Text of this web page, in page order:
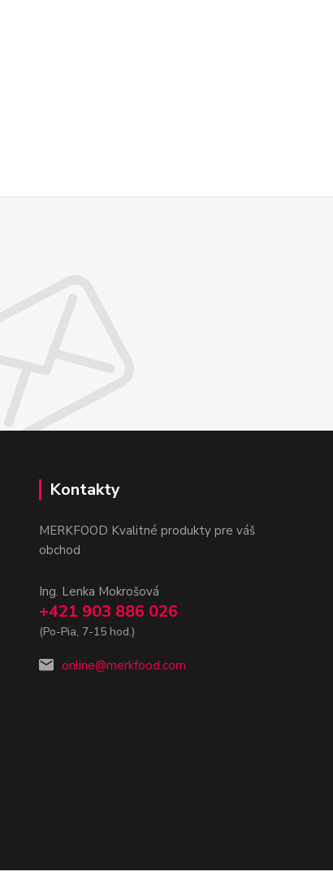
Kontakty
MERKFOOD Kvalitné produkty pre váš
obchod
Ing. Lenka Mokrošová
+421 903 886 026
(Po-Pia, 7-15 hod.)
online@merkfood.com